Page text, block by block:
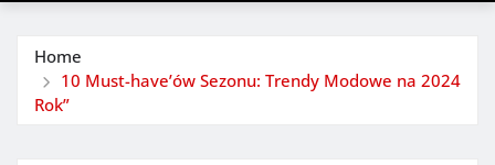
Home
10 Must-have’ów Sezonu: Trendy Modowe na 2024
Rok”